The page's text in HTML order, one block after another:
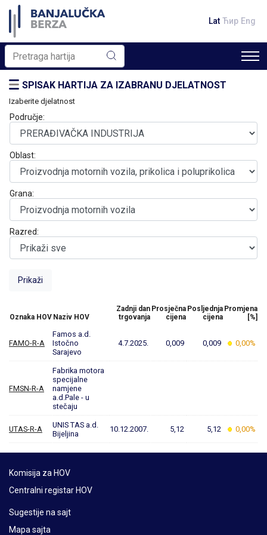
Lat Ћир Eng
SPISAK HARTIJA ZA IZABRANU DJELATNOST
Izaberite djelatnost
Područje:
Oblast:
Grana:
Razred:
Oznaka HOV Naziv HOV
Zadnji dan
trgovanja
Prosječna
cijena
Posljednja
cijena
Promjena
[%]
FAMO-R-A
Famos a.d.
Istočno
Sarajevo
4.7.2025. 0,009 0,009 0,00%
FMSN-R-A
Fabrika motora
specijalne
namjene
a.d.Pale - u
stečaju
UTAS-R-A
UNIS TAS a.d.
Bijeljina
10.12.2007. 5,12 5,12 0,00%
Komisija za HOV
Centralni registar HOV
Sugestije na sajt
Mapa sajta